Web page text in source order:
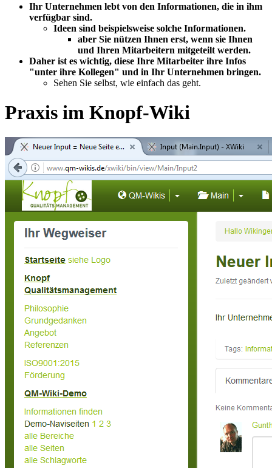
Ihr Unternehmen lebt von den Informationen, die in ihm
verfügbar sind.
Ideen sind beispielsweise solche Informationen.
aber Sie nützen Ihnen erst, wenn sie Ihnen
und Ihren Mitarbeitern mitgeteilt werden.
Daher ist es wichtig, diese Ihre Mitarbeiter ihre Infos
"unter ihre Kollegen" und in Ihr Unternehmen bringen.
Sehen Sie selbst, wie einfach das geht.
Praxis im Knopf-Wiki